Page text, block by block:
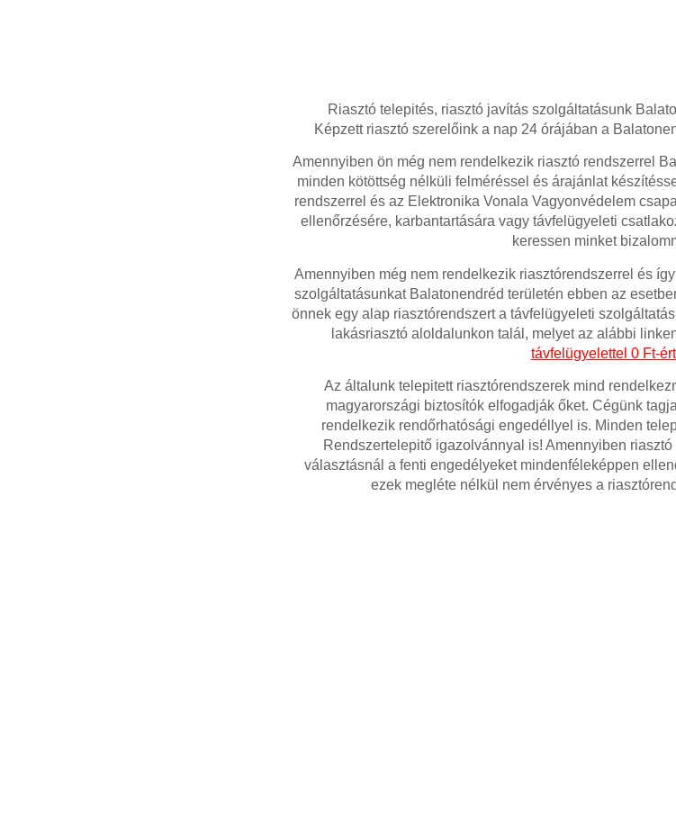
Riasztó telepités, riasztó javítás szolgáltatásunk
Képzett riasztó szerelőink a nap 24 órájában a
Amennyiben ön még nem rendelkezik riasztó rendszerrel
minden kötöttség nélküli felméréssel és árajánlat
rendszerrel és az Elektronika Vonala Vagyonvédelem
ellenőrzésére, karbantartására vagy távfelügyeleti
keressen minket
Amennyiben még nem rendelkezik riasztórendszerrel és
szolgáltatásunkat Balatonendréd területén ebben az
önnek egy alap riasztórendszert a távfelügyeleti
lakásriasztó aloldalunkon talál, melyet az alábbi
távfelügyelettel 0 Ft-
Az általunk telepitett riasztórendszerek mind
magyarországi biztosítók elfogadják őket. Cégünk
rendelkezik rendőrhatósági engedéllyel is. Minden
Rendszertelepitő igazolvánnyal is! Amennyiben
választásnál a fenti engedélyeket mindenféleképpen
ezek megléte nélkül nem érvényes a